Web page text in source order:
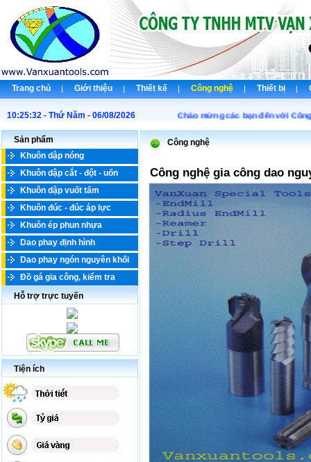
Trang chủ Giới thiệu Thiết kế Công nghệ Thiết bị
10:25:32 - Thứ Năm - 06/08/2026 Chào mừng các bạn đến với Công ty
Sản phẩm
Khuôn dập nóng
Khuôn dập cắt - đột - uốn
Khuôn dập vuốt tấm
Khuôn đúc - đúc áp lực
Khuôn ép phun nhựa
Dao phay định hình
Dao phay ngón nguyên khối
Đồ gá gia công, kiểm tra
Hỗ trợ trực tuyến
Tiện ích
Công nghệ
Công nghệ gia công dao